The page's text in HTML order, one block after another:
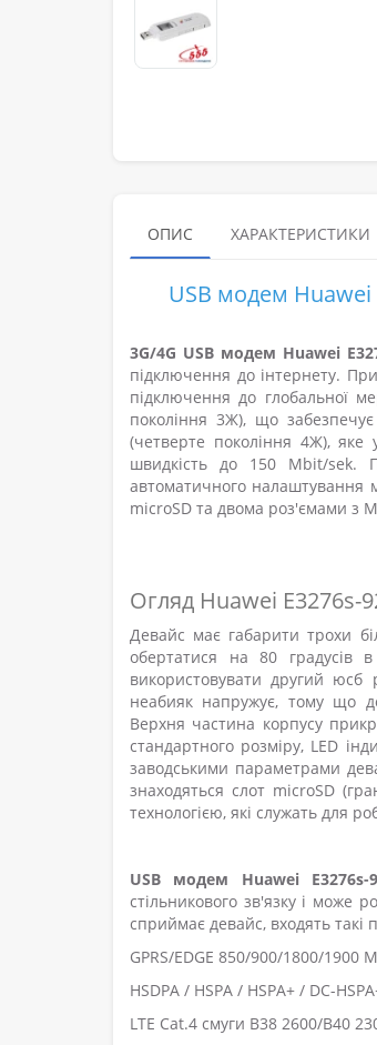
ОПИС ХАРАКТЕРИСТИКИ
USB модем Huawei
3G/4G USB модем Huawei
підключення до інтернету.
підключення до глобальної
покоління 3Ж), що
(четверте покоління 4Ж),
швидкість до 150 Mbit/sek.
автоматичного налаштування
microSD та двома роз'ємами з
Огляд Huawei E3276s-
Девайс має габарити трохи
обертатися на 80 градусів
використовувати другий юсб
неабияк напружує, тому що
Верхня частина корпусу
стандартного розміру, LED
заводськими параметрами
знаходяться слот microSD
технологією, які служать для
USB модем Huawei E3276s-
стільникового зв'язку і може
сприймає девайс, входять такі
GPRS/EDGE 850/900/1800/1900
HSDPA / HSPA / HSPA+ / DC-
LTE Cat.4 смуги B38 2600/B40